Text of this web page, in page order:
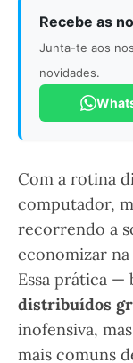
Recebe as
Junta-te aos
novidades.
Com a rotina
computador,
recorrendo a
economizar
Essa prática —
distribuídos
inofensiva,
mais comuns